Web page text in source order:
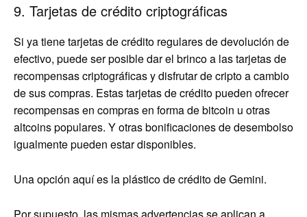
9. Tarjetas de crédito criptográficas
Si ya tiene tarjetas de crédito regulares de devolución de
efectivo, puede ser posible dar el brinco a las tarjetas de
recompensas criptográficas y disfrutar de cripto a cambio
de sus compras. Estas tarjetas de crédito pueden ofrecer
recompensas en compras en forma de bitcoin u otras
altcoins populares. Y otras bonificaciones de desembolso
igualmente pueden estar disponibles.
Una opción aquí es la plástico de crédito de Gemini.